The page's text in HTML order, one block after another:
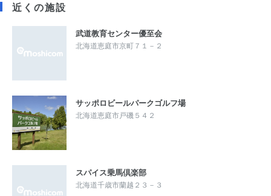
近くの施設
武道教育センター優至会
北海道恵庭市京町７１－２
サッポロビールパークゴルフ場
北海道恵庭市戸磯５４２
スパイス乗馬倶楽部
北海道千歳市蘭越２３－３